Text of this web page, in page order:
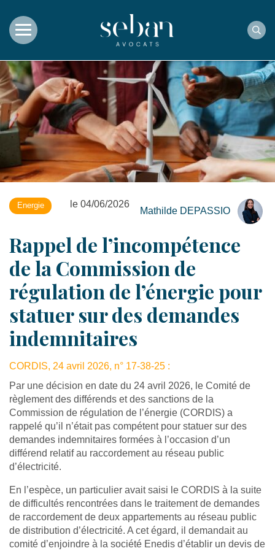
Energie le 04/06/2026
Mathilde DEPASSIO
Rappel de l’incompétence
de la Commission de
régulation de l’énergie pour
statuer sur des demandes
indemnitaires
CORDIS, 24 avril 2026, n° 17-38-25 :
Par une décision en date du 24 avril 2026, le Comité de
règlement des différends et des sanctions de la
Commission de régulation de l’énergie (CORDIS) a
rappelé qu’il n’était pas compétent pour statuer sur des
demandes indemnitaires formées à l’occasion d’un
différend relatif au raccordement au réseau public
d’électricité.
En l’espèce, un particulier avait saisi le CORDIS à la suite
de difficultés rencontrées dans le traitement de demandes
de raccordement de deux appartements au réseau public
de distribution d’électricité. A cet égard, il demandait au
comité d’enjoindre à la société Enedis d’établir un devis de